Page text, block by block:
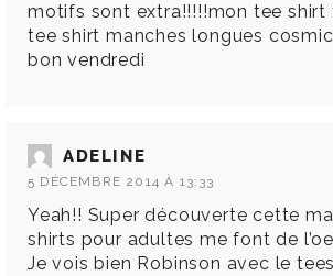
motifs sont extra!!!!!mon tee shirt
tee shirt manches longues
bon vendredi
ADELINE
5 DÉCEMBRE 2014 À 13:33
Yeah!! Super découverte cette
shirts pour adultes me font de
Je vois bien Robinson avec le